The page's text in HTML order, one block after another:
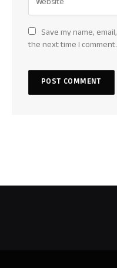
Save my name,
the next time I comment.